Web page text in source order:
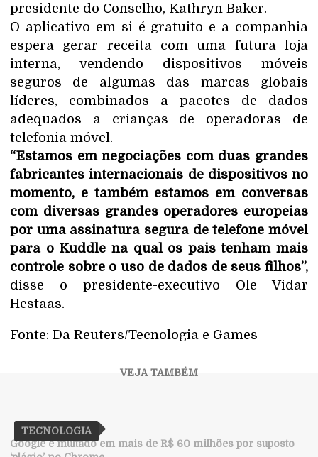
presidente do Conselho, Kathryn Baker.
O aplicativo em si é gratuito e a companhia
espera gerar receita com uma futura loja
interna, vendendo dispositivos móveis
seguros de algumas das marcas globais
líderes, combinados a pacotes de dados
adequados a crianças de operadoras de
telefonia móvel.
“Estamos em negociações com duas grandes
fabricantes internacionais de dispositivos no
momento, e também estamos em conversas
com diversas grandes operadores europeias
por uma assinatura segura de telefone móvel
para o Kuddle na qual os pais tenham mais
controle sobre o uso de dados de seus filhos”,
disse o presidente-executivo Ole Vidar
Hestaas.
Fonte: Da Reuters/Tecnologia e Games
TECNOLOGIA
Google é multado em mais de R$ 60 milhões por suposto